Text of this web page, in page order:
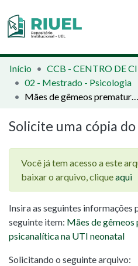
Orientações e Normas
Comunidades e Coleções
Início
02 - Mestrado - Psicologia
Mães de gêmeos prematuros: a escuta psicanalítica na UTI neonatal
Solicite uma cópia
Você já tem acesso a este
baixar o arquivo, cliqueaqui
Insira as seguintes informações
seguinte item: Mães de
psicanalítica na UTI neonatal
Solicitando o seguinte arquivo: